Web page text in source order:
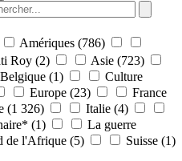
Amériques (786)
Roy (2) Asie (723)
Belgique (1)
Culture
Europe (23)
France
(1 326) Italie (4)
(1)
La guerre
de l'Afrique (5) Suisse (1)